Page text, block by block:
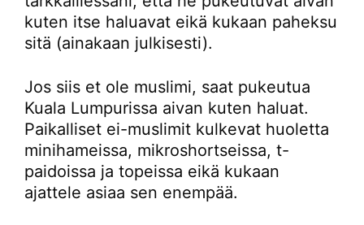
kuten itse haluavat eikä kukaan paheksu
sitä (ainakaan julkisesti).
Jos siis et ole muslimi, saat pukeutua
Kuala Lumpurissa aivan kuten haluat.
Paikalliset ei-muslimit kulkevat huoletta
minihameissa, mikroshortseissa, t-
paidoissa ja topeissa eikä kukaan
ajattele asiaa sen enempää.